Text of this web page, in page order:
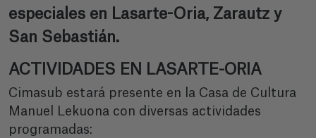
especiales en Lasarte-Oria, Zarautz y
San Sebastián.
ACTIVIDADES EN LASARTE-ORIA
Cimasub estará presente en la Casa de Cultura
Manuel Lekuona con diversas actividades
programadas: